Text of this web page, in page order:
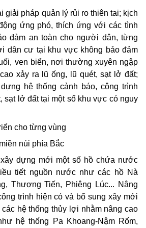
giải pháp quản lý rủi ro thiên tai; kịch
ứng phó, thích ứng với các tình
đảm an toàn cho người dân, từng
dân cư tại khu vực không bảo đảm
ven biển, nơi thường xuyên ngập
xảy ra lũ ống, lũ quét, sạt lở đất;
hệ thống cảnh báo, công trình
sạt lở đất tại một số khu vực có nguy
cho từng vùng
núi phía Bắc
dựng mới một số hồ chứa nước
tiết nguồn nước như các hồ Nà
Thượng Tiến, Phiêng Lúc... Nâng
trình hiện có và bổ sung xây mới
hệ thống thủy lợi nhằm nâng cao
hệ thống Pa Khoang-Nậm Rốm,